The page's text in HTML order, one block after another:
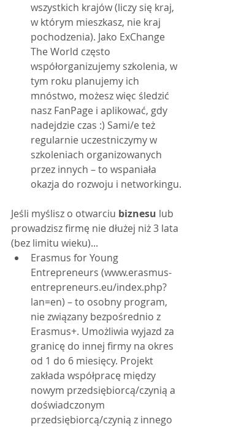
wszystkich krajów (liczy się kraj,
w którym mieszkasz, nie kraj
pochodzenia). Jako ExChange
The World często
współorganizujemy szkolenia, w
tym roku planujemy ich
mnóstwo, możesz więc śledzić
nasz FanPage i aplikować, gdy
nadejdzie czas :) Sami/e też
regularnie uczestniczymy w
szkoleniach organizowanych
przez innych – to wspaniała
okazja do rozwoju i networkingu.
Jeśli myślisz o otwarciu biznesu lub
prowadzisz firmę nie dłużej niż 3 lata
(bez limitu wieku)...
Erasmus for Young
Entrepreneurs (www.erasmus-
entrepreneurs.eu/index.php?
lan=en) – to osobny program,
nie związany bezpośrednio z
Erasmus+. Umożliwia wyjazd za
granicę do innej firmy na okres
od 1 do 6 miesięcy. Projekt
zakłada współpracę między
nowym przedsiębiorcą/czynią a
doświadczonym
przedsiębiorcą/czynią z innego